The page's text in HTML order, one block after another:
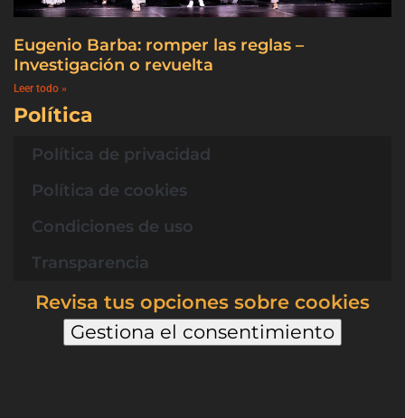
Eugenio Barba: romper las reglas –
Investigación o revuelta
Leer todo »
Política
Política de privacidad
Política de cookies
Condiciones de uso
Transparencia
Revisa tus opciones sobre cookies
Gestiona el consentimiento